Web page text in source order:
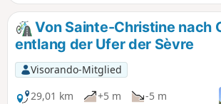
Von Sainte-Christine nach
entlang der Ufer der Sèvre
Visorando-Mitglied
29,01 km
+5 m
-5 m